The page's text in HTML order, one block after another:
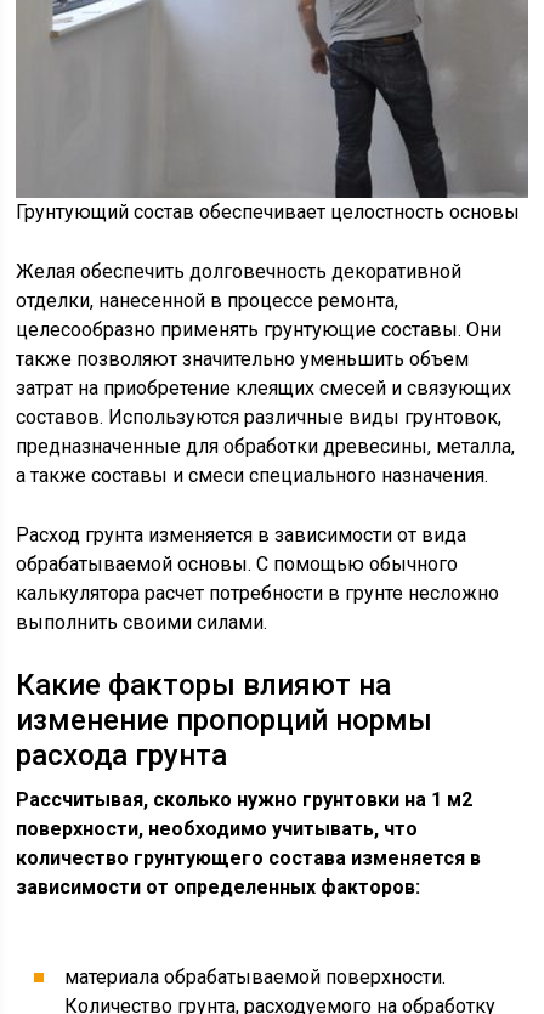
Грунтующий состав обеспечивает целостность основы
Желая обеспечить долговечность декоративной
отделки, нанесенной в процессе ремонта,
целесообразно применять грунтующие составы. Они
также позволяют значительно уменьшить объем
затрат на приобретение клеящих смесей и связующих
составов. Используются различные виды грунтовок,
предназначенные для обработки древесины, металла,
а также составы и смеси специального назначения.
Расход грунта изменяется в зависимости от вида
обрабатываемой основы. С помощью обычного
калькулятора расчет потребности в грунте несложно
выполнить своими силами.
Какие факторы влияют на
изменение пропорций нормы
расхода грунта
Рассчитывая, сколько нужно грунтовки на 1 м2
поверхности, необходимо учитывать, что
количество грунтующего состава изменяется в
зависимости от определенных факторов:
материала обрабатываемой поверхности.
Количество грунта, расходуемого на обработку